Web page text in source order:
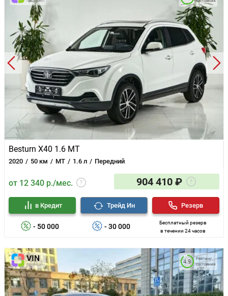
Besturn X40 1.6 MT
2020 50 км MT 1.6 л Передний
состояния
от 12 340 р./мес. 904 410 ₽
- 50 000
в Кредит
- 30 000
Трейд Ин
Бесплатный резерв
в течении 24 часов
Резерв
Рейтинг
состояния
4.9